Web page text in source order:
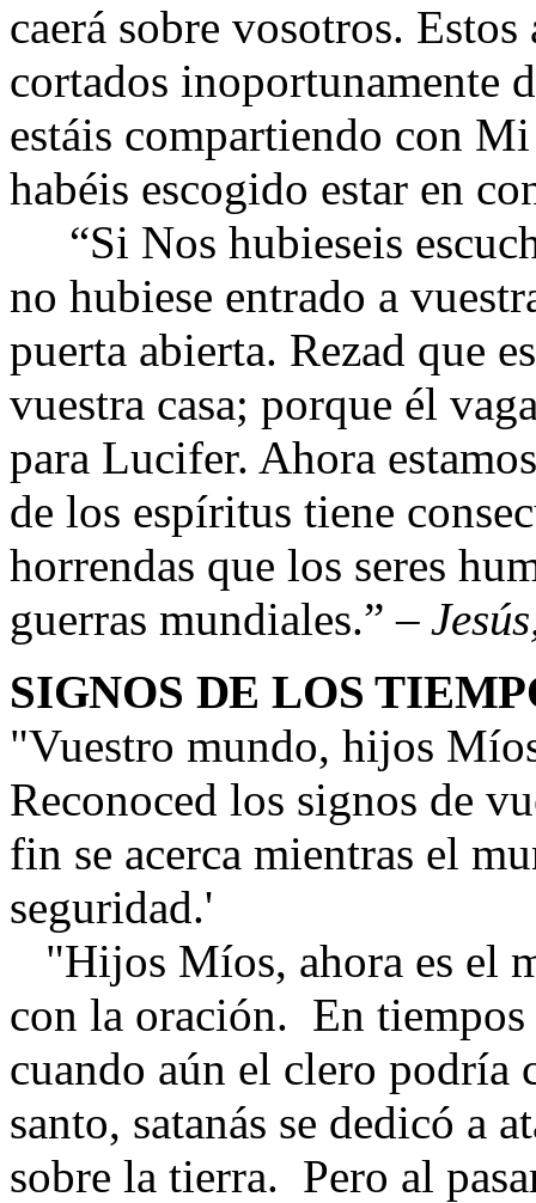
caerá sobre vosotros.
cortados inoportunamente
estáis compartiendo con
habéis escogido estar en
“Si Nos hubieseis
no hubiese entrado a
puerta abierta. Rezad que
vuestra casa; porque él
para Lucifer. Ahora
de los espíritus tiene
horrendas que los seres
guerras mundiales.” –
SIGNOS DE LOS
"Vuestro mundo, hijos
Reconoced los signos de
fin se acerca mientras el
seguridad.'
"Hijos Míos, ahora es el
con la oración. En
cuando aún el clero podría
santo, satanás se dedicó a
sobre la tierra. Pero al